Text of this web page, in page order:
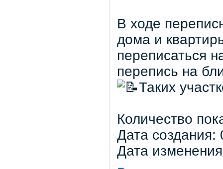
В ходе
дома и
переписаться
перепись на
Таких
Количество
Дата
Дата